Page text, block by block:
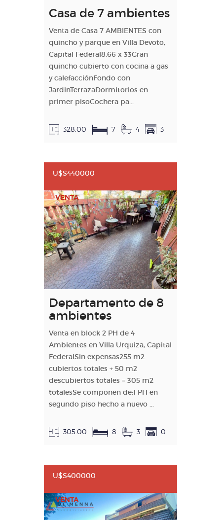
Casa de 7 ambientes
Venta de Casa 7 AMBIENTES con
quincho y parque en Villa Devoto,
Capital Federal8.66 x 33Gran
quincho cubierto con cocina a gas
y calefacciónFondo con
JardinTerrazaDormitorios en
primer pisoCochera pa...
328.00 7 4 3
U$S440000
VENTA
Departamento de 8
ambientes
Venta en block 2 PH de 4
Ambientes en Villa Urquiza, Capital
FederalSin expensas255 m2
cubiertos totales + 50 m2
descubiertos totales = 305 m2
totalesSe componen de:1 PH en
segundo piso hecho a nuevo ...
305.00 8 3 0
U$S400000
VENTA